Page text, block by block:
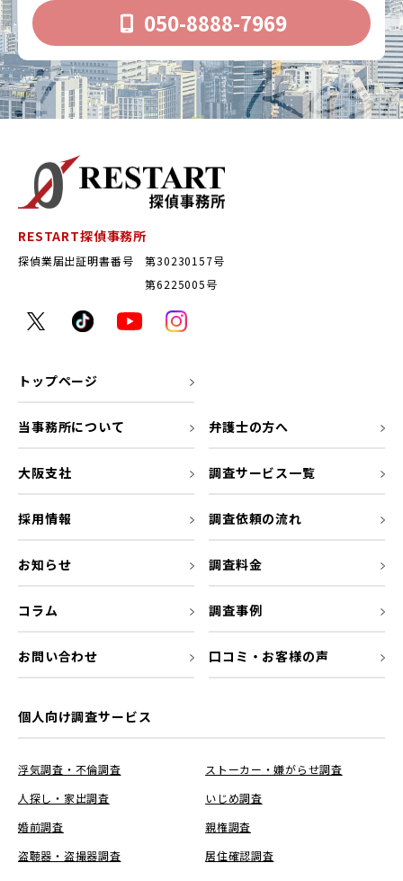
050-8888-7969
RESTART探偵事務所
探偵業届出証明書番号 第30230157号
第6225005号
トップページ
当事務所について 弁護士の方へ
大阪支社 調査サービス一覧
採用情報 調査依頼の流れ
お知らせ 調査料金
コラム 調査事例
お問い合わせ 口コミ・お客様の声
個人向け調査サービス
浮気調査・不倫調査
ストーカー・嫌がらせ調査
人探し・家出調査
いじめ調査
婚前調査
親権調査
盗聴器・盗撮器調査
居住確認調査